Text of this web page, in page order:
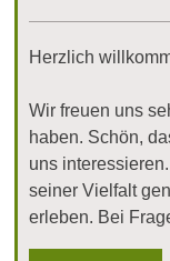
Herzlich
Wir freuen uns
haben. Schön,
uns
seiner Vielfalt
erleben. Bei